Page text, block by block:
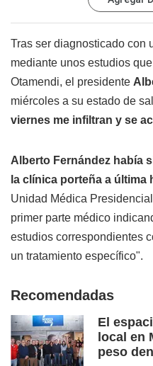
Tras ser diagnosticado con
mediante unos estudios
Otamendi, el presidente
miércoles a su estado de
viernes me infiltran y se
Alberto Fernández había
la clínica porteña a última
Unidad Médica
primer parte médico
estudios correspondientes
un tratamiento específico".
Recomendadas
El
local en
peso